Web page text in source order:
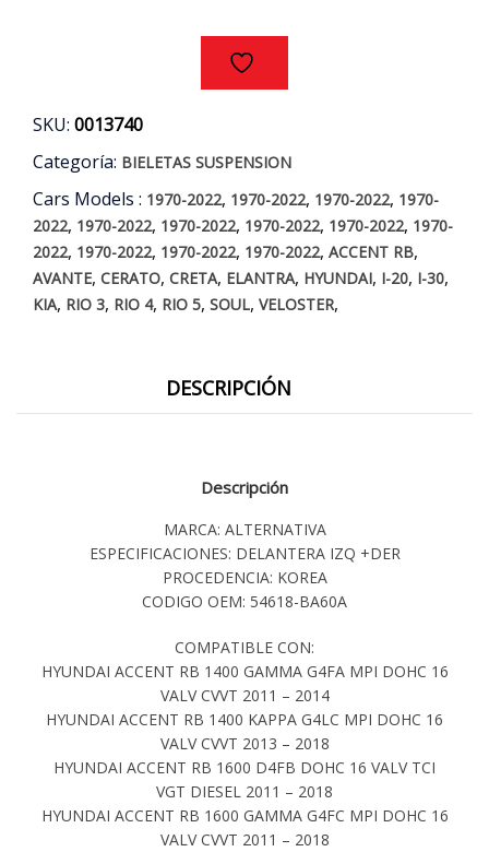
SKU: 0013740
Categoría: BIELETAS SUSPENSION
Cars Models : 1970-2022, 1970-2022, 1970-2022, 1970-
2022, 1970-2022, 1970-2022, 1970-2022, 1970-2022, 1970-
2022, 1970-2022, 1970-2022, 1970-2022, ACCENT RB,
AVANTE, CERATO, CRETA, ELANTRA, HYUNDAI, I-20, I-30,
KIA, RIO 3, RIO 4, RIO 5, SOUL, VELOSTER,
DESCRIPCIÓN
Descripción
MARCA: ALTERNATIVA
ESPECIFICACIONES: DELANTERA IZQ +DER
PROCEDENCIA: KOREA
CODIGO OEM: 54618-BA60A
COMPATIBLE CON:
HYUNDAI ACCENT RB 1400 GAMMA G4FA MPI DOHC 16
VALV CVVT 2011 – 2014
HYUNDAI ACCENT RB 1400 KAPPA G4LC MPI DOHC 16
VALV CVVT 2013 – 2018
HYUNDAI ACCENT RB 1600 D4FB DOHC 16 VALV TCI
VGT DIESEL 2011 – 2018
HYUNDAI ACCENT RB 1600 GAMMA G4FC MPI DOHC 16
VALV CVVT 2011 – 2018